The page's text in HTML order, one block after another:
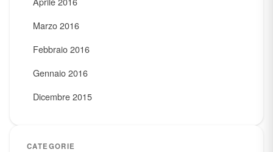
Marzo 2016
Febbraio 2016
Gennaio 2016
Dicembre 2015
CATEGORIE